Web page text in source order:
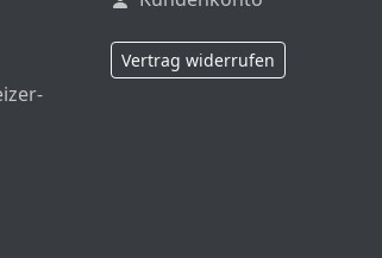
Vertrag widerrufen